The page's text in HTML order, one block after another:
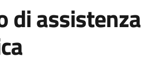
di assistenza